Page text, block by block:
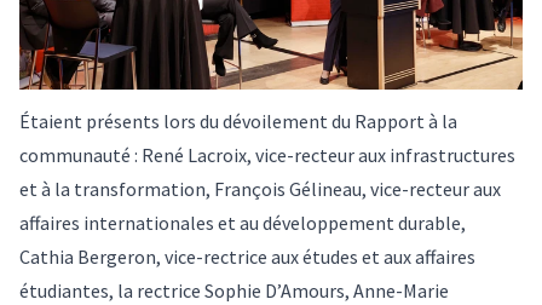
Étaient présents lors du dévoilement du Rapport à la
communauté : René Lacroix, vice-recteur aux infrastructures
et à la transformation, François Gélineau, vice-recteur aux
affaires internationales et au développement durable,
Cathia Bergeron, vice-rectrice aux études et aux affaires
étudiantes, la rectrice Sophie D’Amours, Anne-Marie